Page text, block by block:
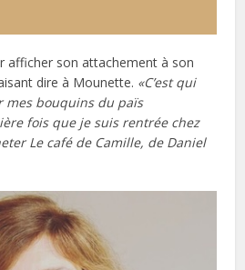
afficher son attachement à son
dire à Mounette. «C’est qui
mes bouquins du païs
fois que je suis rentrée chez
Le café de Camille, de Daniel